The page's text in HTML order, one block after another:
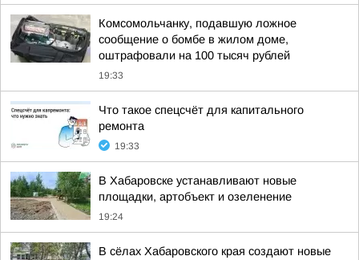
Комсомольчанку, подавшую ложное
сообщение о бомбе в жилом доме,
оштрафовали на 100 тысяч рублей
19:33
Что такое спецсчёт для капитального
ремонта
19:33
В Хабаровске устанавливают новые
площадки, артобъект и озеленение
19:24
В сёлах Хабаровского края создают новые